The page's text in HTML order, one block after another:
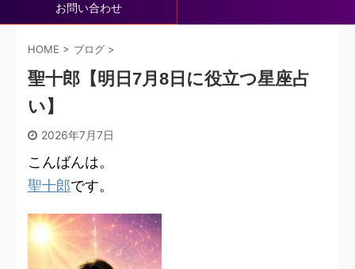
お問い合わせ
HOME > ブログ >
聖十郎【明日7月8日に役立つ星座占
い】
2026年7月7日
こんばんは。
聖十郎です。